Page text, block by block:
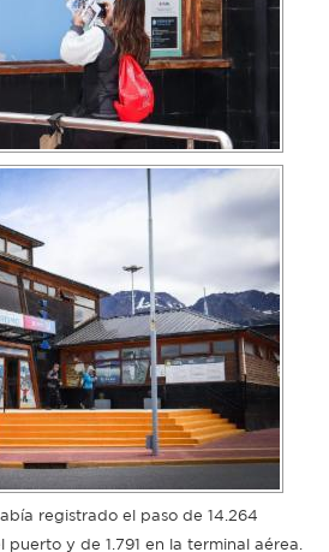
registrado el paso de 14.264
y de 1.791 en la terminal aérea.